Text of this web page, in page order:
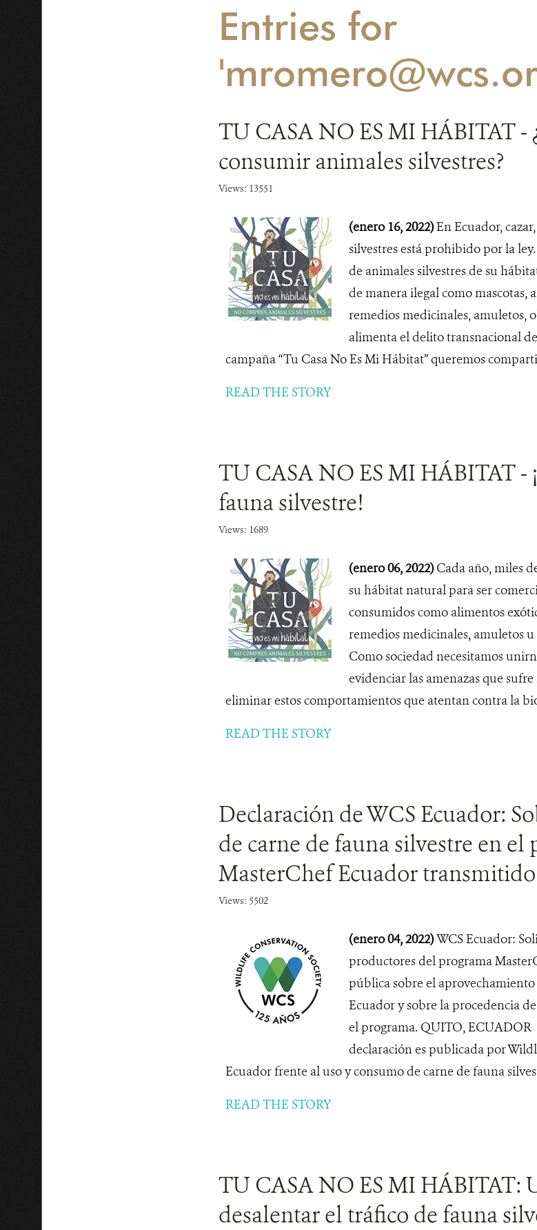
Entries for
TU CASA NO ES MI HÁBITAT -
consumir animales silvestres?
Views: 13551
(enero 16, 2022)En Ecuador,
silvestres está prohibido por la
de animales silvestres de su
de manera ilegal como mascotas,
remedios medicinales, amuletos,
alimenta el delito transnacional
campaña “Tu Casa No Es Mi Hábitat” queremos
READ THE STORY
TU CASA NO ES MI HÁBITAT -
fauna silvestre!
Views: 1689
(enero 06, 2022)Cada año, miles
su hábitat natural para ser
consumidos como alimentos
remedios medicinales, amuletos
Como sociedad necesitamos
evidenciar las amenazas que
eliminar estos comportamientos que atentan contra la
READ THE STORY
Declaración de WCS Ecuador:
de carne de fauna silvestre en
MasterChef Ecuador
Views: 5502
(enero 04, 2022)WCS Ecuador:
productores del programa
pública sobre el
Ecuador y sobre la procedencia
el programa. QUITO, ECUADOR
declaración es publicada por
Ecuador frente al uso y consumo de carne de fauna
READ THE STORY
TU CASA NO ES MI HÁBITAT:
desalentar el tráfico de fauna